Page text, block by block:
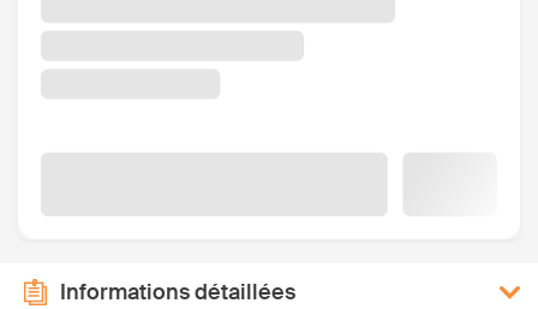
Informations détaillées